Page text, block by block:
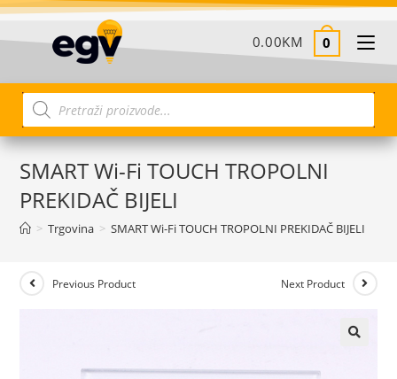
0.00KM 0
SMART Wi-Fi TOUCH TROPOLNI
PREKIDAČ BIJELI
> Trgovina > SMART Wi-Fi TOUCH TROPOLNI PREKIDAČ BIJELI
Previous Product Next Product